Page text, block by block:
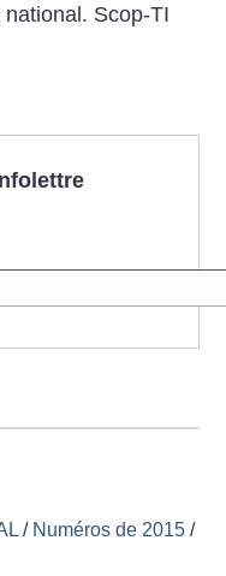
Scop-TI
/ Numéros de 2015 /